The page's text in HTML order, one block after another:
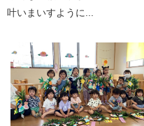
叶いまいすように...